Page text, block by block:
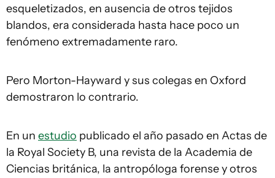
esqueletizados, en ausencia de otros tejidos
blandos, era considerada hasta hace poco un
fenómeno extremadamente raro.
Pero Morton-Hayward y sus colegas en Oxford
demostraron lo contrario.
En un estudio publicado el año pasado en Actas de
la Royal Society B, una revista de la Academia de
Ciencias británica, la antropóloga forense y otros